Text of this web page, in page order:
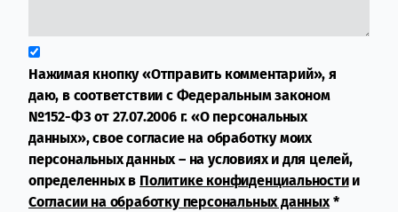
Нажимая кнопку «Отправить комментарий», я
даю, в соответствии с Федеральным законом
№152-ФЗ от 27.07.2006 г. «О персональных
данных», свое согласие на обработку моих
персональных данных – на условиях и для целей,
определенных в Политике конфиденциальностии
Согласии на обработку персональных данных*